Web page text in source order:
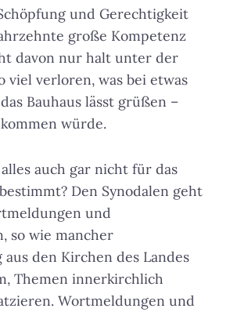
und Gerechtigkeit
große Kompetenz
davon nur halt unter der
viel verloren, was bei etwas
Bauhaus lässt grüßen –
würde.
auch gar nicht für das
Den Synodalen geht
und
so wie mancher
den Kirchen des Landes
Themen innerkirchlich
Wortmeldungen und